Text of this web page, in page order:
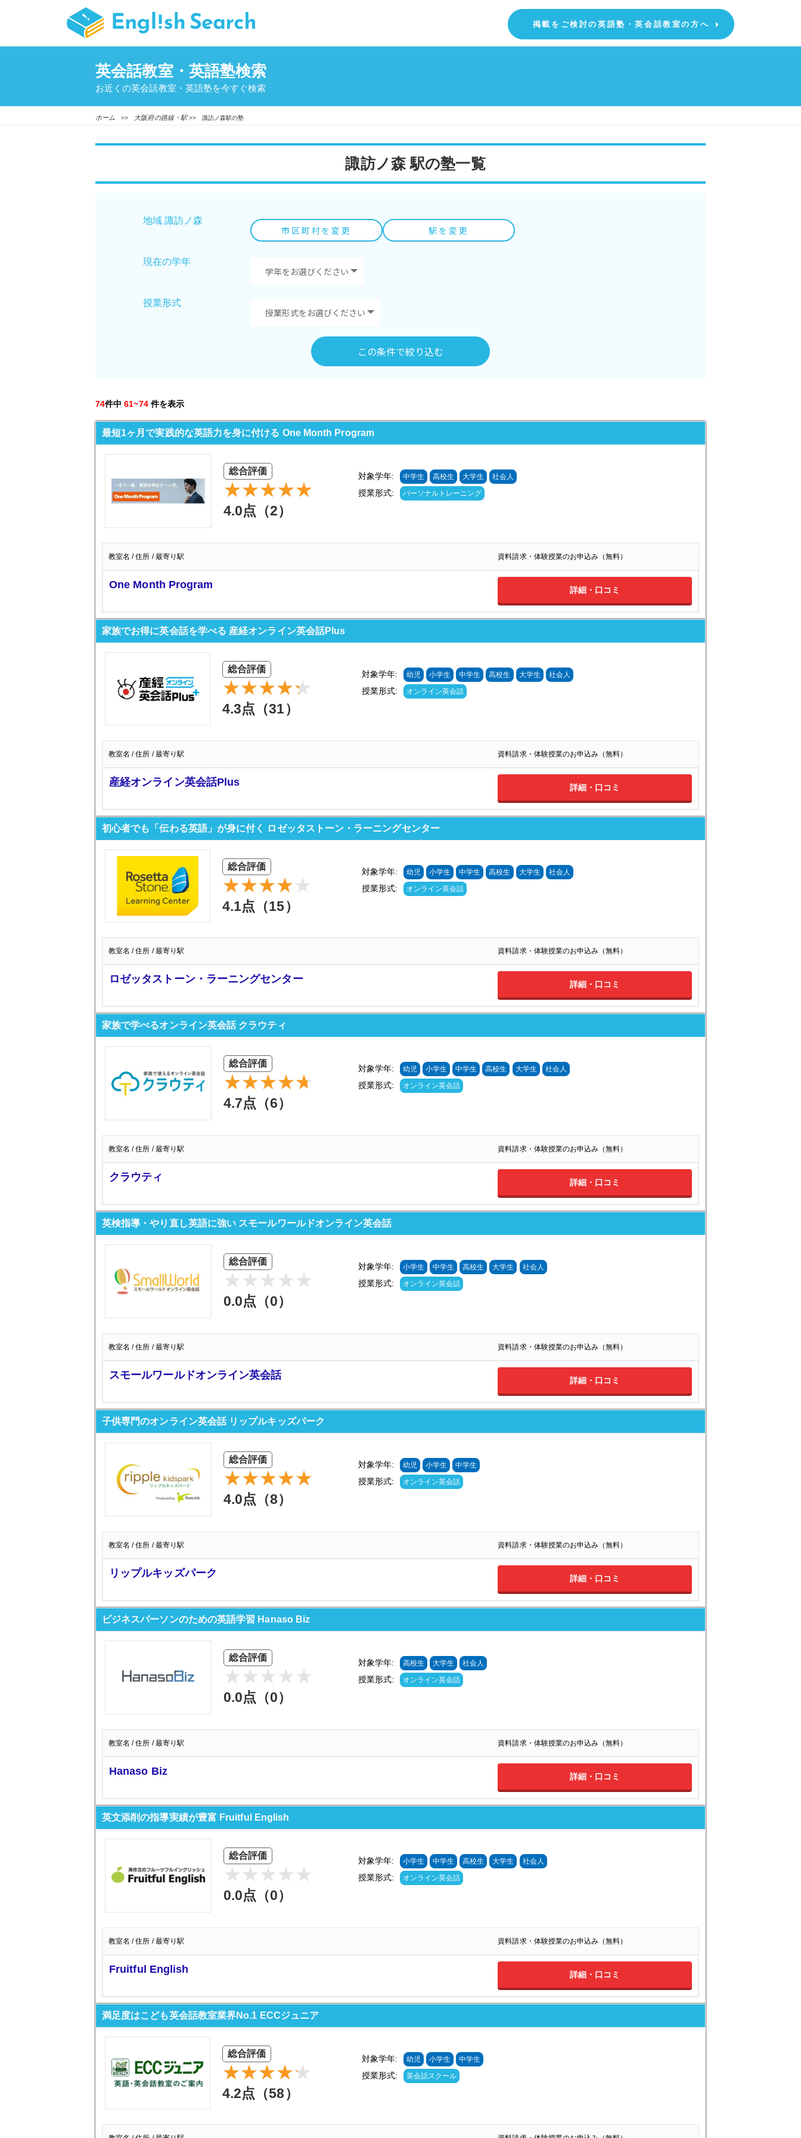
掲載をご検討の英語塾・英会話教室の方へ
英会話教室・英語塾検索
お近くの英会話教室・英語塾を今すぐ検索
ホーム >> 大阪府の路線・駅>> 諏訪ノ森駅の塾
諏訪ノ森 駅の塾一覧
地域 諏訪ノ森
市区町村を変更 駅を変更
現在の学年
授業形式
この条件で絞り込む
74件中61~74 件を表示
最短1ヶ月で実践的な英語力を身に付ける One Month Program
総合評価
4.0点（2）
対象学年: 中学生 高校生 大学生 社会人
授業形式: パーソナルトレーニング
教室名 / 住所 / 最寄り駅 資料請求・体験授業のお申込み（無料）
One Month Program 詳細・口コミ
家族でお得に英会話を学べる 産経オンライン英会話Plus
総合評価
4.3点（31）
対象学年: 幼児 小学生 中学生 高校生 大学生 社会人
授業形式: オンライン英会話
教室名 / 住所 / 最寄り駅 資料請求・体験授業のお申込み（無料）
産経オンライン英会話Plus 詳細・口コミ
初心者でも「伝わる英語」が身に付く ロゼッタストーン・ラーニングセンター
総合評価
4.1点（15）
対象学年: 幼児 小学生 中学生 高校生 大学生 社会人
授業形式: オンライン英会話
教室名 / 住所 / 最寄り駅 資料請求・体験授業のお申込み（無料）
ロゼッタストーン・ラーニングセンター 詳細・口コミ
家族で学べるオンライン英会話 クラウティ
総合評価
4.7点（6）
対象学年: 幼児 小学生 中学生 高校生 大学生 社会人
授業形式: オンライン英会話
教室名 / 住所 / 最寄り駅 資料請求・体験授業のお申込み（無料）
クラウティ 詳細・口コミ
英検指導・やり直し英語に強い スモールワールドオンライン英会話
総合評価
0.0点（0）
対象学年: 小学生 中学生 高校生 大学生 社会人
授業形式: オンライン英会話
教室名 / 住所 / 最寄り駅 資料請求・体験授業のお申込み（無料）
スモールワールドオンライン英会話 詳細・口コミ
子供専門のオンライン英会話 リップルキッズパーク
総合評価
4.0点（8）
対象学年: 幼児 小学生 中学生
授業形式: オンライン英会話
教室名 / 住所 / 最寄り駅 資料請求・体験授業のお申込み（無料）
リップルキッズパーク 詳細・口コミ
ビジネスパーソンのための英語学習 Hanaso Biz
総合評価
0.0点（0）
対象学年: 高校生 大学生 社会人
授業形式: オンライン英会話
教室名 / 住所 / 最寄り駅 資料請求・体験授業のお申込み（無料）
Hanaso Biz 詳細・口コミ
英文添削の指導実績が豊富 Fruitful English
総合評価
0.0点（0）
対象学年: 小学生 中学生 高校生 大学生 社会人
授業形式: オンライン英会話
教室名 / 住所 / 最寄り駅 資料請求・体験授業のお申込み（無料）
Fruitful English 詳細・口コミ
満足度はこども英会話教室業界No.1 ECCジュニア
総合評価
4.2点（58）
対象学年: 幼児 小学生 中学生
授業形式: 英会話スクール